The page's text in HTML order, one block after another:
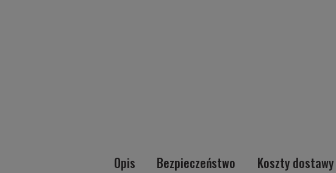
Opis Bezpieczeństwo Koszty dostawy